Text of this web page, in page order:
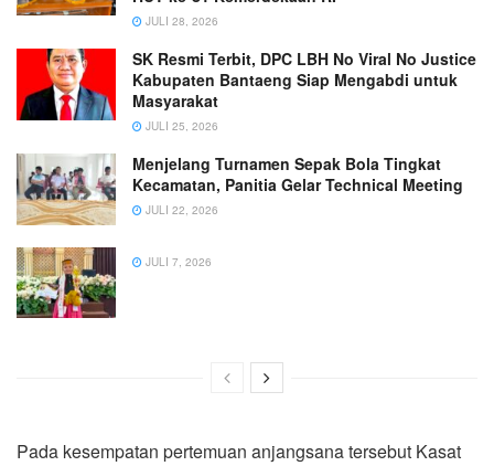
JULI 28, 2026
SK Resmi Terbit, DPC LBH No Viral No Justice
Kabupaten Bantaeng Siap Mengabdi untuk
Masyarakat
JULI 25, 2026
Menjelang Turnamen Sepak Bola Tingkat
Kecamatan, Panitia Gelar Technical Meeting
JULI 22, 2026
JULI 7, 2026
Pada kesempatan pertemuan anjangsana tersebut Kasat